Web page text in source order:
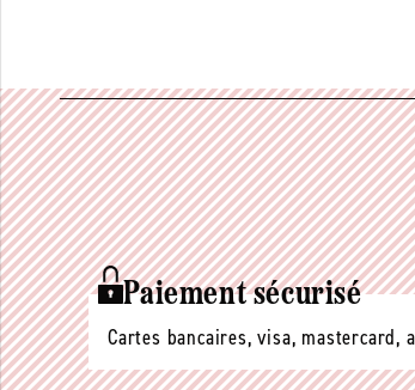
Paiement sécurisé
Cartes bancaires, visa, mastercard,